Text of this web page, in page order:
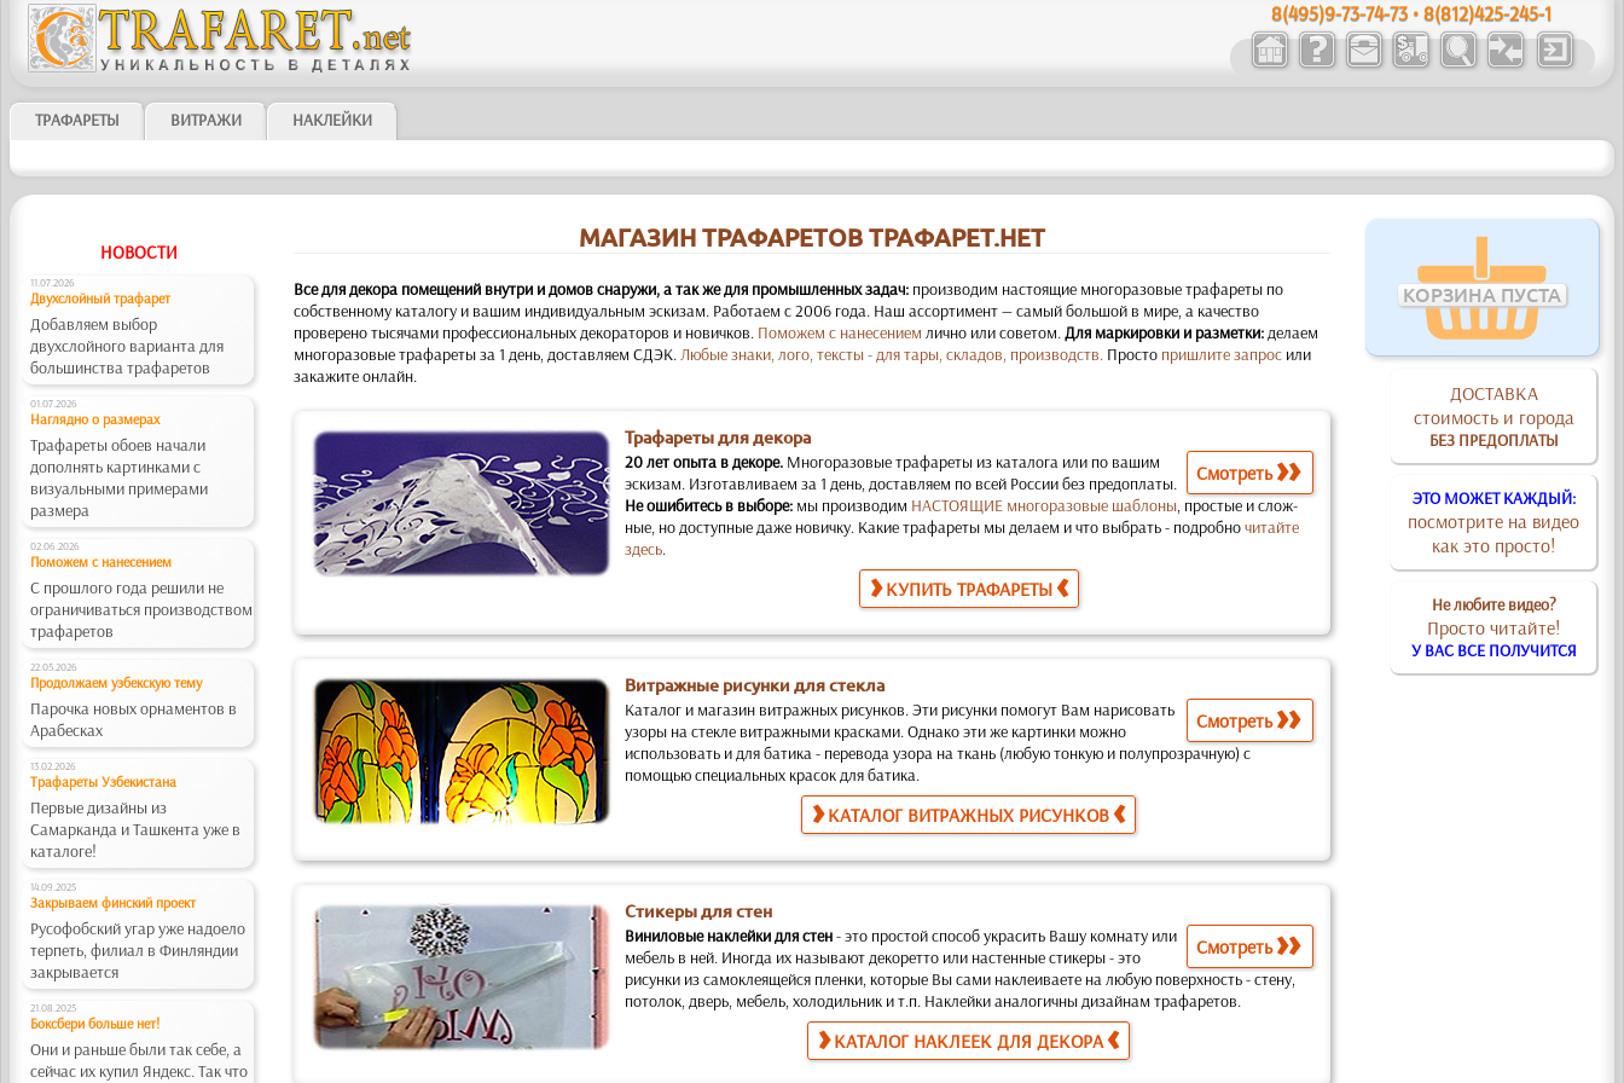
8(495)9-73-74-73 • 8(812)425-245-1
ТРАФАРЕТЫ ВИТРАЖИ НАКЛЕЙКИ
НОВОСТИ
11.07.2026
Двухслойный трафарет
Добавляем выбор
двухслойного варианта для
большинства трафаретов
01.07.2026
Наглядно о размерах
Трафареты обоев начали
дополнять картинками с
визуальными примерами
размера
02.06.2026
Поможем с нанесением
С прошлого года решили не
ограничиваться производством
трафаретов
22.05.2026
Продолжаем узбекскую тему
Парочка новых орнаментов в
Арабесках
13.02.2026
Трафареты Узбекистана
Первые дизайны из
Самарканда и Ташкента уже в
каталоге!
14.09.2025
Закрываем финский проект
Русофобский угар уже надоело
терпеть, филиал в Финляндии
закрывается
21.08.2025
Боксбери больше нет!
Они и раньше были так себе, а
сейчас их купил Яндекс. Так что
КОРЗИНА ПУСТА
ДОСТАВКА
стоимость и города
БЕЗ ПРЕДОПЛАТЫ
ЭТО МОЖЕТ КАЖДЫЙ:
посмотрите на видео
как это просто!
Не любите видео?
Просто читайте!
У ВАС ВСЕ ПОЛУЧИТСЯ
МАГАЗИН ТРАФАРЕТОВ ТРАФАРЕТ.НЕТ
Все для декора помещений внутри и домов снаружи, а так же для промышленных задач:производим настоящие многоразовые трафареты по
собственному каталогу и вашим индивидуальным эскизам. Работаем с 2006 года. Наш ассортимент — самый большой в мире, а качество
проверено тысячами профессиональных декораторов и новичков. Поможем с нанесением лично или советом.Для маркировки и разметки:делаем
многоразовые трафареты за 1 день, доставляем СДЭК.Любые знаки, лого, тексты - для тары, складов, производств.Просто пришлите запросили
закажите онлайн.
Трафареты для декора
Смотреть
20 лет опыта в декоре. Многоразовые трафареты из каталога или по вашим
эскизам. Изготавливаем за 1 день, доставляем по всей России без предоплаты.
Не ошибитесь в выборе:мы производим НАСТОЯЩИЕ многоразовые шаблоны, простые и слож­
ные, но доступные даже новичку. Какие трафареты мы делаем и что выбрать - подробночитайте
здесь.
КУПИТЬ ТРАФАРЕТЫ
Витражные рисунки для стекла
Смотреть
Каталог и магазин витражных рисунков.Эти рисунки помогут Вам нарисовать
узоры на стекле витражными красками. Однако эти же картинки можно
использовать и для батика- перевода узора на ткань (любую тонкую и полупрозрачную) с
помощью специальных красок для батика.
КАТАЛОГ ВИТРАЖНЫХ РИСУНКОВ
Стикеры для стен
Смотреть
Виниловые наклейки для стен-это простой способ украсить Вашу комнату или
мебель в ней. Иногда их называют декоретто или настенные стикеры -это
рисунки из самоклеящейся пленки, которые Вы сами наклеиваете на любую поверхность- стену,
потолок, дверь, мебель, холодильник и т.п. Наклейки аналогичны дизайнам трафаретов.
КАТАЛОГ НАКЛЕЕК ДЛЯ ДЕКОРА